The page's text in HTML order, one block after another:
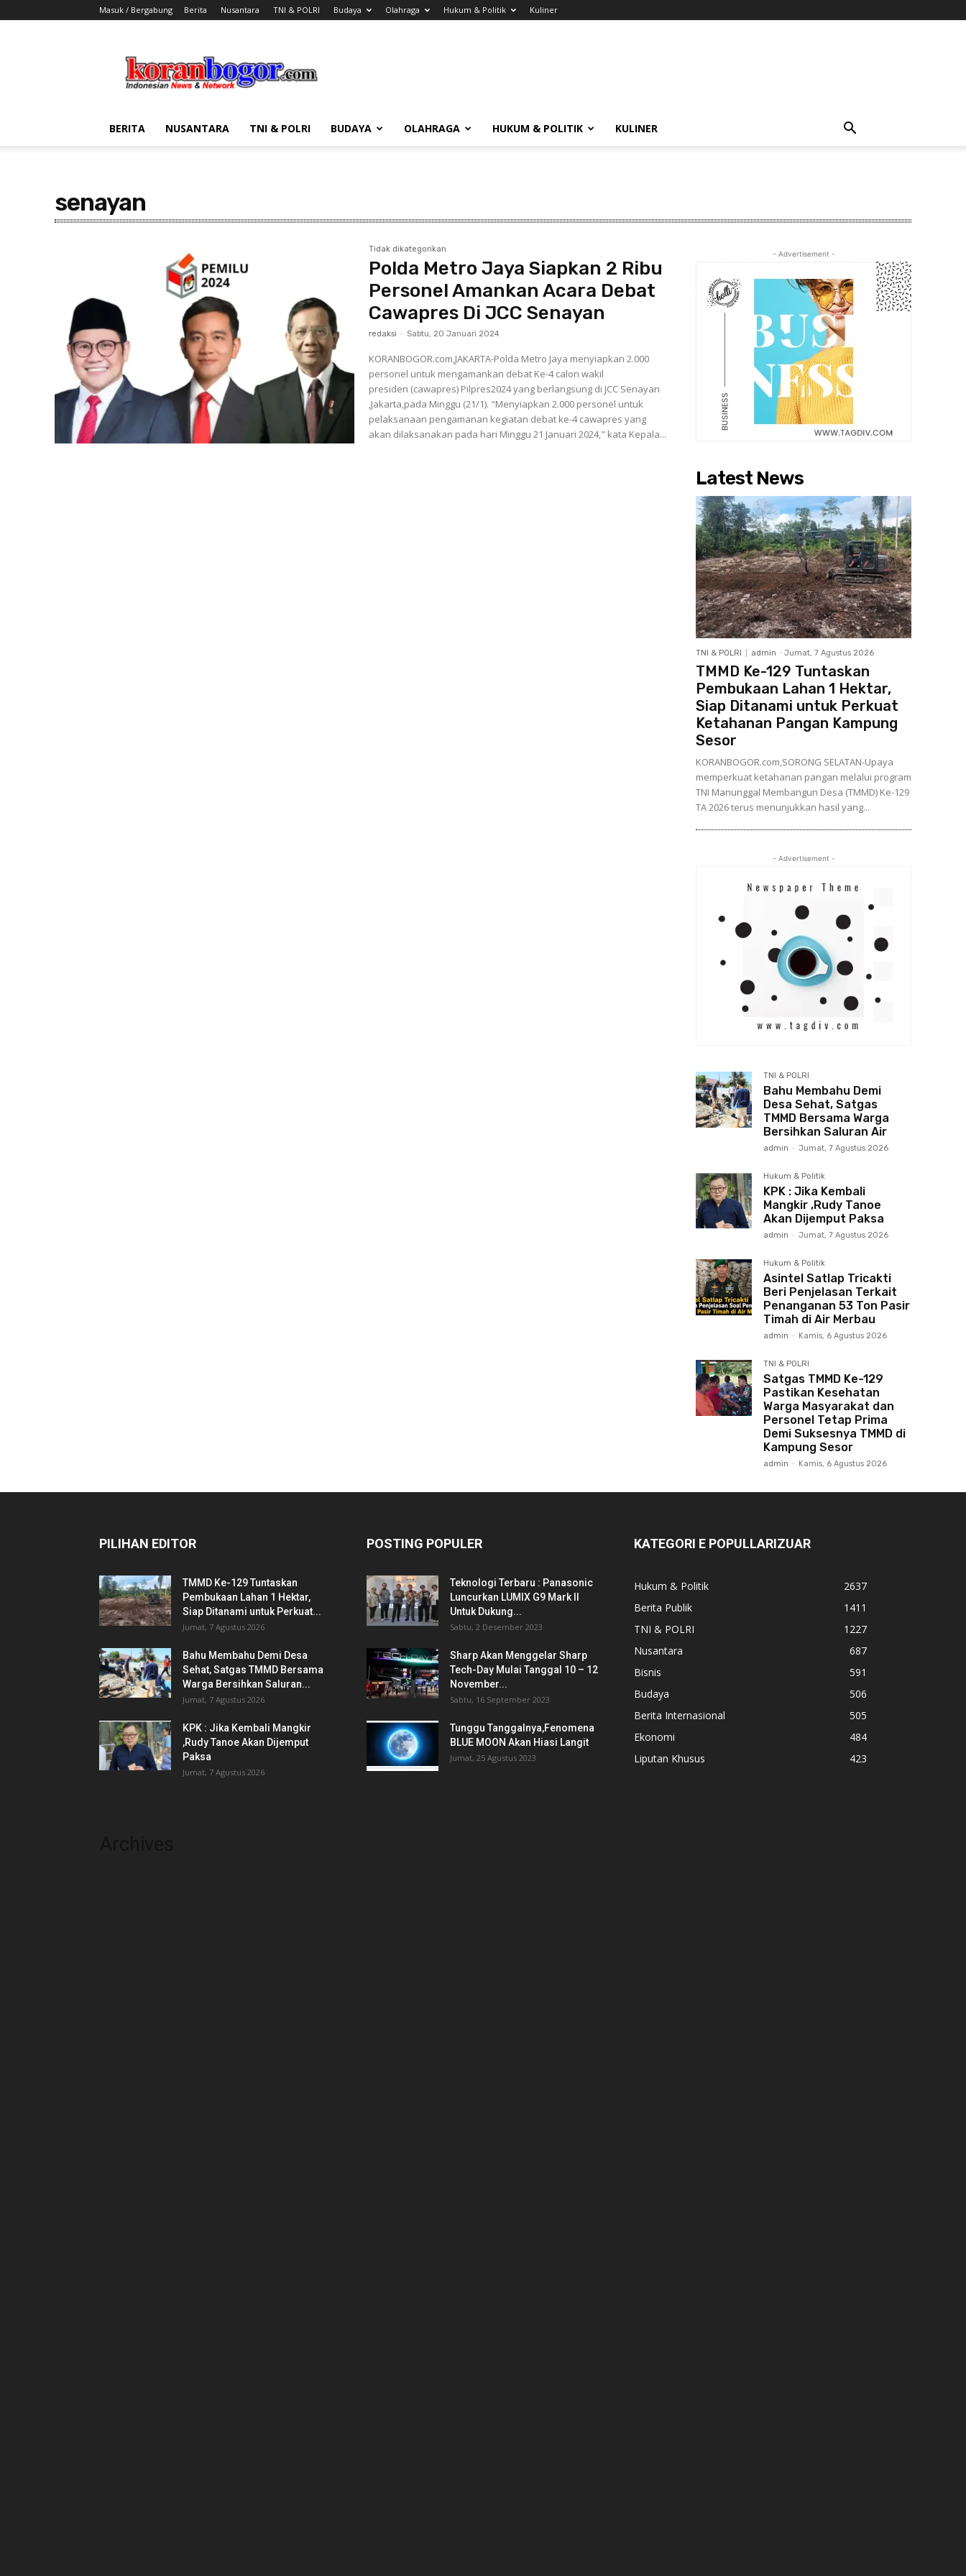
Masuk / Bergabung Berita Nusantara TNI & POLRI Budaya Olahraga Hukum & Politik Kuliner
Bogor
BERITA NUSANTARA TNI & POLRI BUDAYA OLAHRAGA HUKUM & POLITIK KULINER
senayan
Tidak dikategorikan
Polda Metro Jaya Siapkan 2 Ribu
Personel Amankan Acara Debat
Cawapres Di JCC Senayan
redaksi - Sabtu, 20 Januari 2024
KORANBOGOR.com,JAKARTA-Polda Metro Jaya menyiapkan 2.000
personel untuk mengamankan debat Ke-4 calon wakil
presiden (cawapres) Pilpres2024 yang berlangsung di JCC Senayan
,Jakarta,pada Minggu (21/1). "Menyiapkan 2.000 personel untuk
pelaksanaan pengamanan kegiatan debat ke-4 cawapres yang
akan dilaksanakan pada hari Minggu 21 Januari 2024," kata Kepala...
- Advertisement -
Latest News
TNI & POLRI admin - Jumat, 7 Agustus 2026
TMMD Ke-129 Tuntaskan
Pembukaan Lahan 1 Hektar,
Siap Ditanami untuk Perkuat
Ketahanan Pangan Kampung
Sesor
KORANBOGOR.com,SORONG SELATAN-Upaya
memperkuat ketahanan pangan melalui program
TNI Manunggal Membangun Desa (TMMD) Ke-129
TA 2026 terus menunjukkan hasil yang...
- Advertisement -
TNI & POLRI
Bahu Membahu Demi
Desa Sehat, Satgas
TMMD Bersama Warga
Bersihkan Saluran Air
admin - Jumat, 7 Agustus 2026
Hukum & Politik
KPK : Jika Kembali
Mangkir ,Rudy Tanoe
Akan Dijemput Paksa
admin - Jumat, 7 Agustus 2026
Hukum & Politik
Asintel Satlap Tricakti
Beri Penjelasan Terkait
Penanganan 53 Ton Pasir
Timah di Air Merbau
admin - Kamis, 6 Agustus 2026
TNI & POLRI
Satgas TMMD Ke-129
Pastikan Kesehatan
Warga Masyarakat dan
Personel Tetap Prima
Demi Suksesnya TMMD di
Kampung Sesor
admin - Kamis, 6 Agustus 2026
PILIHAN EDITOR
TMMD Ke-129 Tuntaskan
Pembukaan Lahan 1 Hektar,
Siap Ditanami untuk Perkuat...
Jumat, 7 Agustus 2026
Bahu Membahu Demi Desa
Sehat, Satgas TMMD Bersama
Warga Bersihkan Saluran...
Jumat, 7 Agustus 2026
KPK : Jika Kembali Mangkir
,Rudy Tanoe Akan Dijemput
Paksa
Jumat, 7 Agustus 2026
POSTING POPULER
Teknologi Terbaru : Panasonic
Luncurkan LUMIX G9 Mark II
Untuk Dukung...
Sabtu, 2 Desember 2023
Sharp Akan Menggelar Sharp
Tech-Day Mulai Tanggal 10 – 12
November...
Sabtu, 16 September 2023
Tunggu Tanggalnya,Fenomena
BLUE MOON Akan Hiasi Langit
Jumat, 25 Agustus 2023
KATEGORI E POPULLARIZUAR
Hukum & Politik
2637
Berita Publik
1411
TNI & POLRI
1227
Nusantara
687
Bisnis
591
Budaya
506
Berita Internasional
505
Ekonomi
484
Liputan Khusus
423